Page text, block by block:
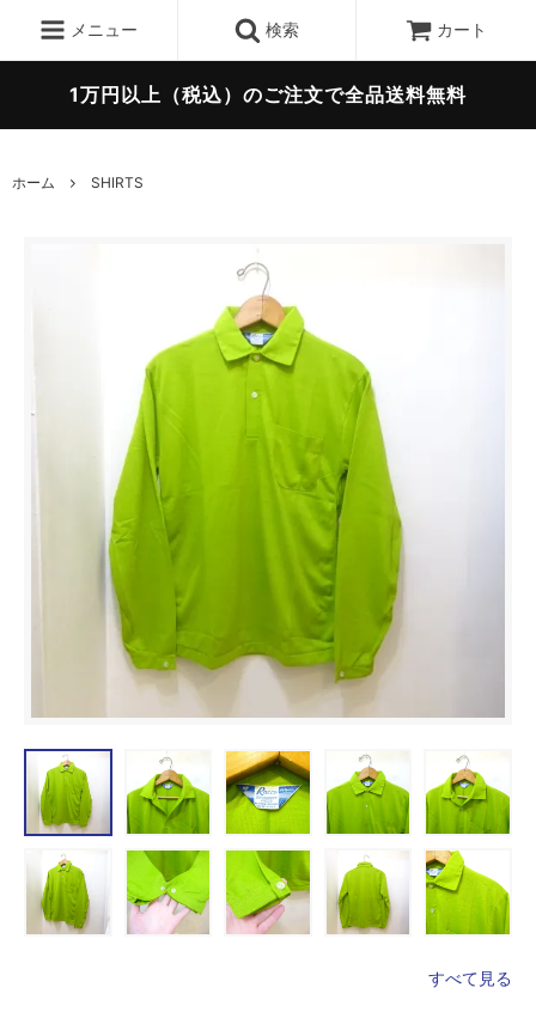
メニュー 検索 カート
1万円以上（税込）のご注文で全品送料無料
ホーム SHIRTS
すべて見る